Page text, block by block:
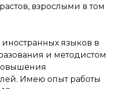
взрослыми в том
языков в
и методистом
Имею опыт работы